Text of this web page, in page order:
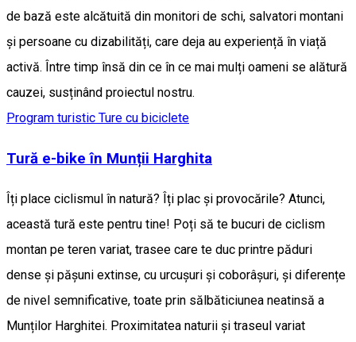
de bază este alcătuită din monitori de schi, salvatori montani
și persoane cu dizabilități, care deja au experiență în viață
activă. Între timp însă din ce în ce mai mulți oameni se alătură
cauzei, susținând proiectul nostru.
Program turistic Ture cu biciclete
Tură e-bike în Munții Harghita
Îți place ciclismul în natură? Îți plac și provocările? Atunci,
această tură este pentru tine! Poți să te bucuri de ciclism
montan pe teren variat, trasee care te duc printre păduri
dense și pășuni extinse, cu urcuşuri şi coborâşuri, și diferențe
de nivel semnificative, toate prin sălbăticiunea neatinsă a
Munților Harghitei. Proximitatea naturii și traseul variat